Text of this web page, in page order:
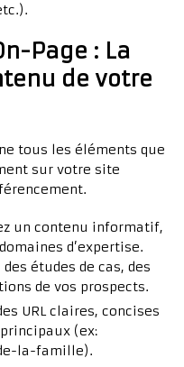
Page : La
de votre
tous les éléments que
sur votre site
un contenu informatif,
d’expertise.
études de cas, des
de vos prospects.
URL claires, concises
(ex:
la-famille).